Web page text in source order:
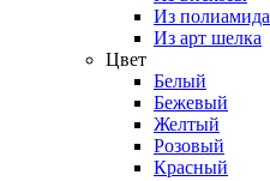
Из полиамида
Из арт шелка
Цвет
Белый
Бежевый
Желтый
Розовый
Красный